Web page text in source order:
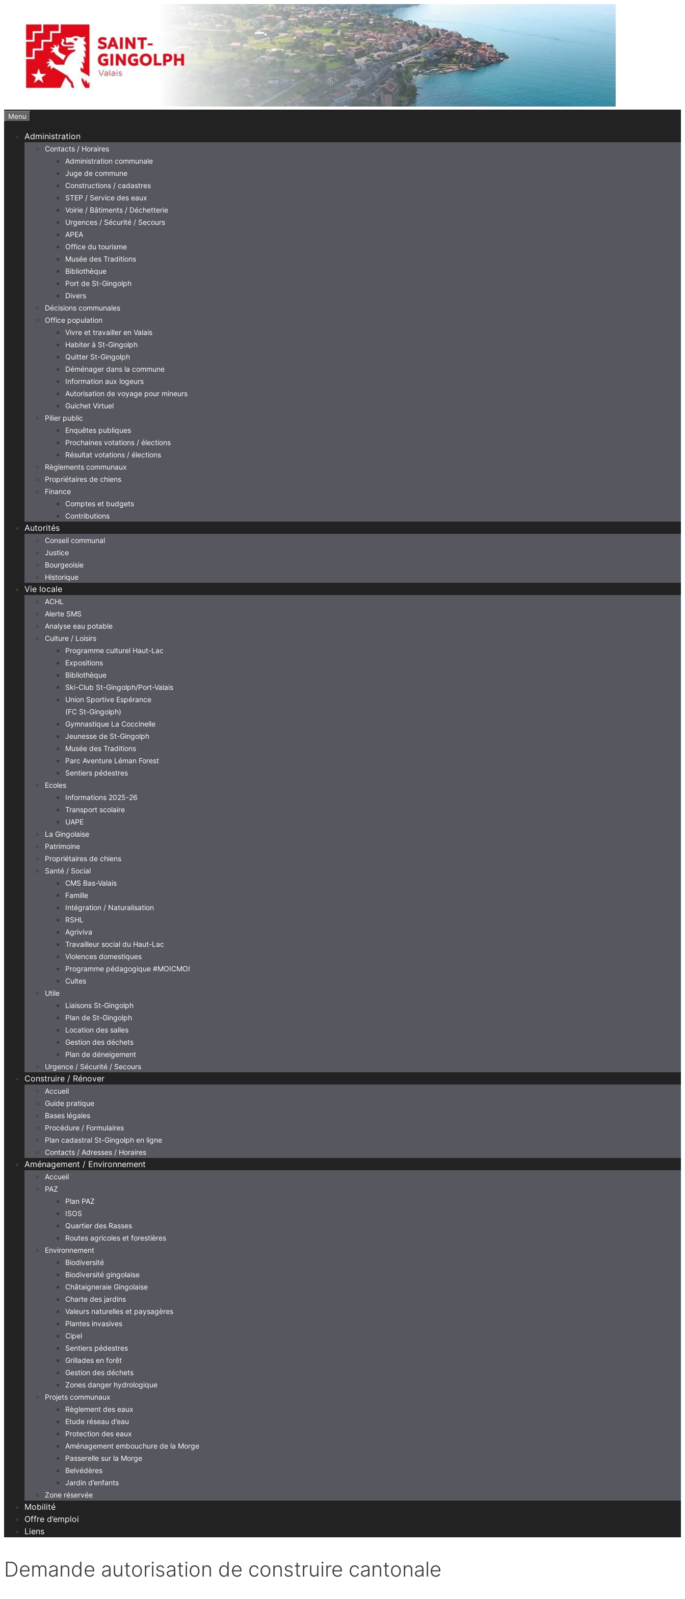
contenu
Menu
Administration
Contacts / Horaires
Administration communale
Juge de commune
Constructions / cadastres
STEP / Service des eaux
Voirie / Bâtiments / Déchetterie
Urgences / Sécurité / Secours
APEA
Office du tourisme
Musée des Traditions
Bibliothèque
Port de St-Gingolph
Divers
Décisions communales
Office population
Vivre et travailler en Valais
Habiter à St-Gingolph
Quitter St-Gingolph
Déménager dans la commune
Information aux logeurs
Autorisation de voyage pour mineurs
Guichet Virtuel
Pilier public
Enquêtes publiques
Prochaines votations / élections
Résultat votations / élections
Règlements communaux
Propriétaires de chiens
Finance
Comptes et budgets
Contributions
Autorités
Conseil communal
Justice
Bourgeoisie
Historique
Vie locale
ACHL
Alerte SMS
Analyse eau potable
Culture / Loisirs
Programme culturel Haut-Lac
Expositions
Bibliothèque
Ski-Club St-Gingolph/Port-Valais
Union Sportive Espérance
(FC St-Gingolph)
Gymnastique La Coccinelle
Jeunesse de St-Gingolph
Musée des Traditions
Parc Aventure Léman Forest
Sentiers pédestres
Ecoles
Informations 2025-26
Transport scolaire
UAPE
La Gingolaise
Patrimoine
Propriétaires de chiens
Santé / Social
CMS Bas-Valais
Famille
Intégration / Naturalisation
RSHL
Agriviva
Travailleur social du Haut-Lac
Violences domestiques
Programme pédagogique #MOICMOI
Cultes
Utile
Liaisons St-Gingolph
Plan de St-Gingolph
Location des salles
Gestion des déchets
Plan de déneigement
Urgence / Sécurité / Secours
Construire / Rénover
Accueil
Guide pratique
Bases légales
Procédure / Formulaires
Plan cadastral St-Gingolph en ligne
Contacts / Adresses / Horaires
Aménagement / Environnement
Accueil
PAZ
Plan PAZ
ISOS
Quartier des Rasses
Routes agricoles et forestières
Environnement
Biodiversité
Biodiversité gingolaise
Châtaigneraie Gingolaise
Charte des jardins
Valeurs naturelles et paysagères
Plantes invasives
Cipel
Sentiers pédestres
Grillades en forêt
Gestion des déchets
Zones danger hydrologique
Projets communaux
Règlement des eaux
Etude réseau d’eau
Protection des eaux
Aménagement embouchure de la Morge
Passerelle sur la Morge
Belvédères
Jardin d’enfants
Zone réservée
Mobilité
Offre d’emploi
Liens
Demande autorisation de construire cantonale